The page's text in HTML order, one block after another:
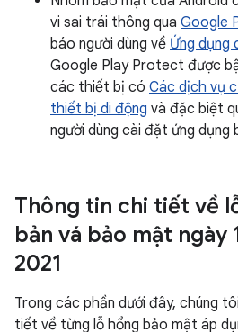
vi sai trái thông qua Google
báo người dùng về Ứng dụng
Google Play Protect được
các thiết bị có Các dịch vụ
thiết bị di động và đặc biệt
người dùng cài đặt ứng dụng
Thông tin chi tiết về
bản vá bảo mật ngày
2021
Trong các phần dưới đây, chúng
tiết về từng lỗ hổng bảo mật áp